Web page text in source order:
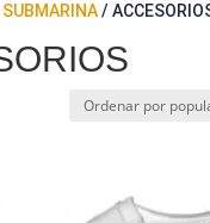
SUBMARINA/